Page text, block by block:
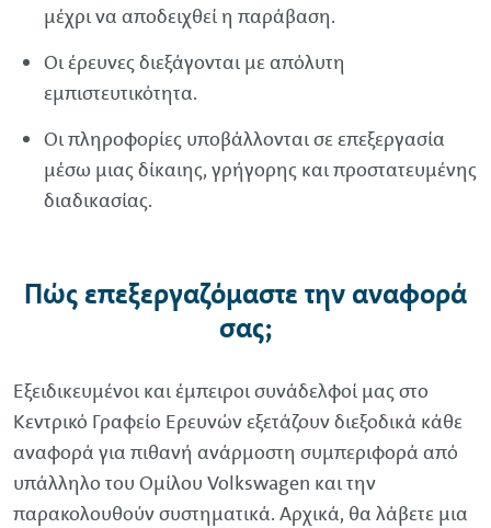
μέχρι να αποδειχθεί η παράβαση.
Οι έρευνες διεξάγονται με απόλυτη
εμπιστευτικότητα.
Οι πληροφορίες υποβάλλονται σε επεξεργασία
μέσω μιας δίκαιης, γρήγορης και προστατευμένης
διαδικασίας.
Πώς επεξεργαζόμαστε την αναφορά
σας;
Εξειδικευμένοι και έμπειροι συνάδελφοί μας στο
Κεντρικό Γραφείο Ερευνών εξετάζουν διεξοδικά κάθε
αναφορά για πιθανή ανάρμοστη συμπεριφορά από
υπάλληλο του Ομίλου Volkswagen και την
παρακολουθούν συστηματικά. Αρχικά, θα λάβετε μια